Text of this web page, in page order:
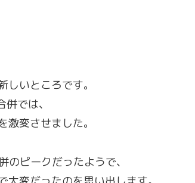
いところです。
では、
変させました。
ピークだったようで、